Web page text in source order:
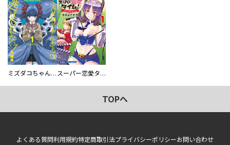
ミズダコちゃんからは逃げられない！ スーパー恋愛タイム！～現場でドＳな彼女は自宅でデレる～
TOPへ
よくある質問利用規約特定商取引法プライバシーポリシーお問い合わせ